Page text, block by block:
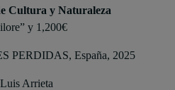
Cultura y Naturaleza
y 1,200€
PERDIDAS, España, 2025
Arrieta